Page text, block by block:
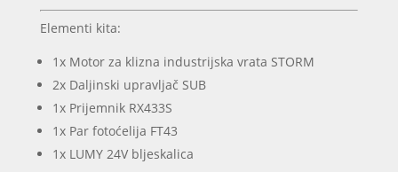
Elementi kita:
1x Motor za klizna industrijska vrata STORM
2x Daljinski upravljač SUB
1x Prijemnik RX433S
1x Par fotoćelija FT43
1x LUMY 24V bljeskalica